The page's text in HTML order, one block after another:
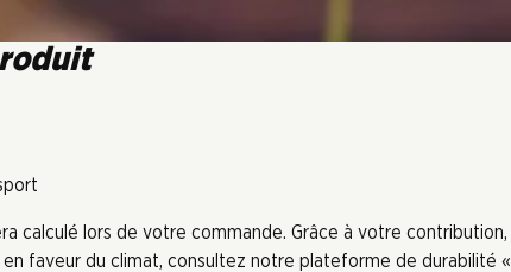
calculé lors de votre commande. Grâce à votre
faveur du climat, consultez notre plateforme de durabilité